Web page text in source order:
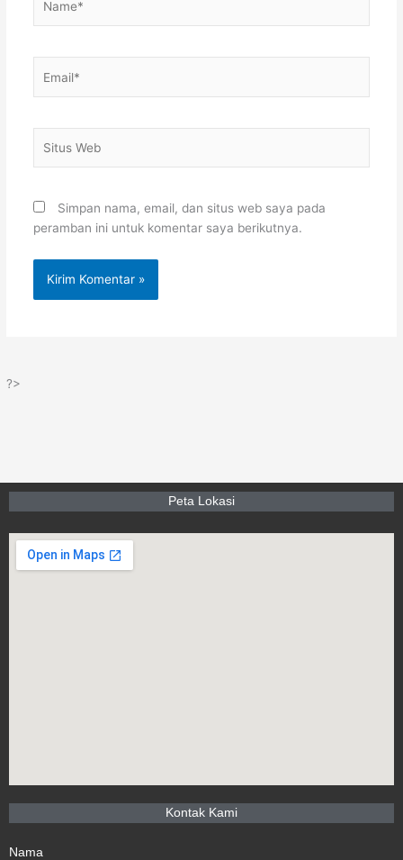
Web
Simpan nama, email, dan situs web saya pada
peramban ini untuk komentar saya berikutnya.
?>
Peta Lokasi
Kontak Kami
Nama